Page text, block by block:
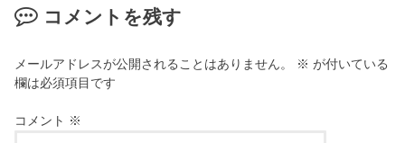
コメントを残す
メールアドレスが公開されることはありません。 ※ が付いている
欄は必須項目です
コメント ※